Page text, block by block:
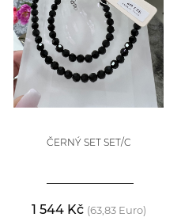
ČERNÝ SET SET/C
1 544 Kč (63,83 Euro)